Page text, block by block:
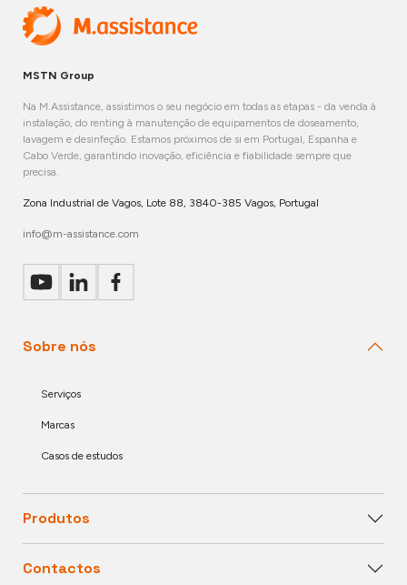
MSTN Group
Na M.Assistance, assistimos o seu negócio em todas as etapas - da venda à
instalação, do renting à manutenção de equipamentos de doseamento,
lavagem e desinfeção. Estamos próximos de si em Portugal, Espanha e
Cabo Verde, garantindo inovação, eficiência e fiabilidade sempre que
precisa.
Zona Industrial de Vagos, Lote 88, 3840-385 Vagos, Portugal
info@m-assistance.com
Sobre nós
Serviços
Marcas
Casos de estudos
Produtos
Contactos